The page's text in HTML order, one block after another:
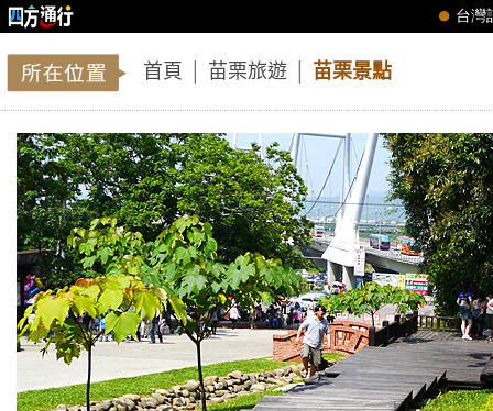
首頁 苗栗旅遊 苗栗景點